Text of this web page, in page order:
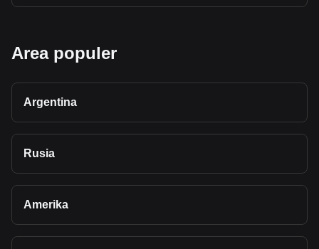
Area populer
Argentina
Rusia
Amerika